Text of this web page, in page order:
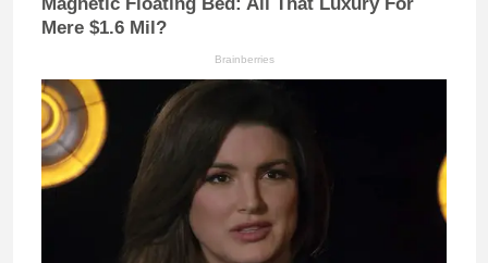
Mere $1.6 Mil?
Brainberries